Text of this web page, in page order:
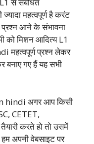
L1 से संबंधित
महत्वपूर्ण है करंट
आने के संभावना
को मिशन आदित्य L1
प्रश्न लेकर
बनाए गए हैं यह सभी
hindi अगर आप किसी
CETET,
करते हो तो उसमें
हम अपनी वेबसाइट पर